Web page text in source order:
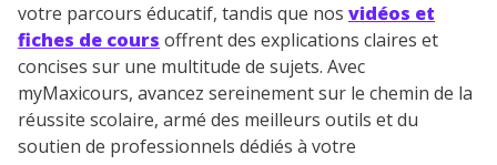
votre parcours éducatif, tandis que nos vidéos et
fiches de cours offrent des explications claires et
concises sur une multitude de sujets. Avec
myMaxicours, avancez sereinement sur le chemin de la
réussite scolaire, armé des meilleurs outils et du
soutien de professionnels dédiés à votre